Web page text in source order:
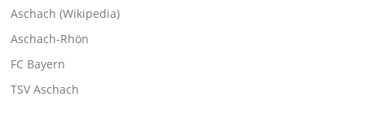
Aschach (Wikipedia)
Aschach-Rhön
FC Bayern
TSV Aschach